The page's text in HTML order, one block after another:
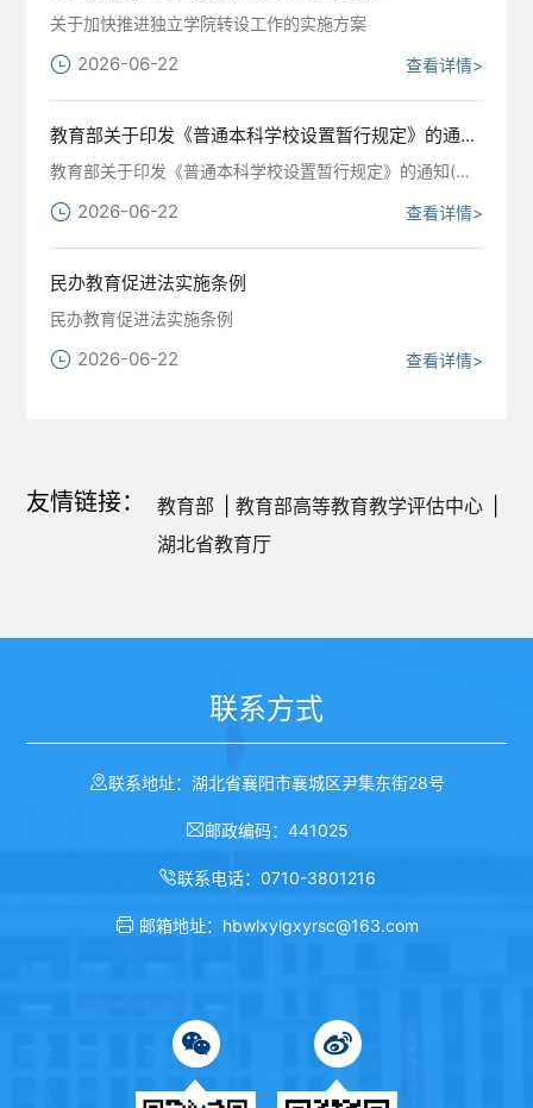
关于加快推进独立学院转设工作的实施方案
2026-06-22 查看详情>
教育部关于印发《普通本科学校设置暂行规定》的通...
教育部关于印发《普通本科学校设置暂行规定》的通知(教发〔2006〕18号
2026-06-22 查看详情>
民办教育促进法实施条例
民办教育促进法实施条例
2026-06-22 查看详情>
友情链接： 教育部 |教育部高等教育教学评估中心
湖北省教育厅
联系方式
联系地址：湖北省襄阳市襄城区尹集东街28号
邮政编码：441025
联系电话：0710-3801216
邮箱地址：hbwlxylgxyrsc@163.com